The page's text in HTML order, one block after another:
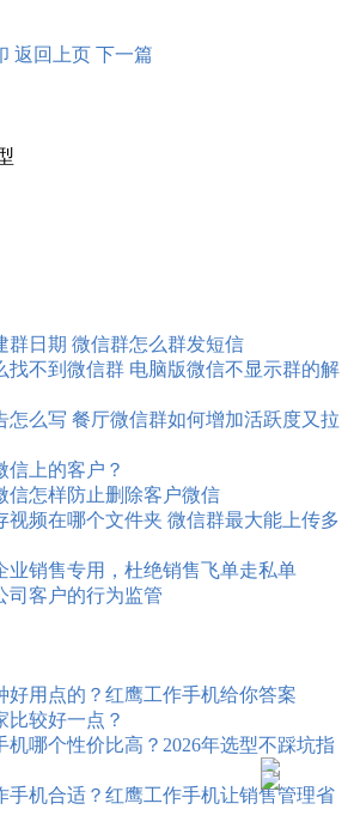
返回上页 下一篇
群日期 微信群怎么群发短信
找不到微信群 电脑版微信不显示群的解
怎么写 餐厅微信群如何增加活跃度又拉
信上的客户？
信怎样防止删除客户微信
视频在哪个文件夹 微信群最大能上传多
业销售专用，杜绝销售飞单走私单
司客户的行为监管
好用点的？红鹰工作手机给你答案
比较好一点？
机哪个性价比高？2026年选型不踩坑指
手机合适？红鹰工作手机让销售管理省